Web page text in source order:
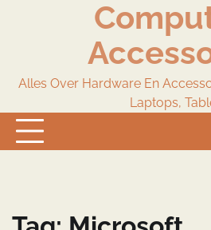
Alles Over Hardware En
Laptops,